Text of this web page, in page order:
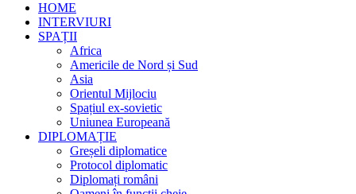
HOME
INTERVIURI
SPAȚII
Africa
Americile de Nord și Sud
Asia
Orientul Mijlociu
Spațiul ex-sovietic
Uniunea Europeană
DIPLOMAȚIE
Greșeli diplomatice
Protocol diplomatic
Diplomați români